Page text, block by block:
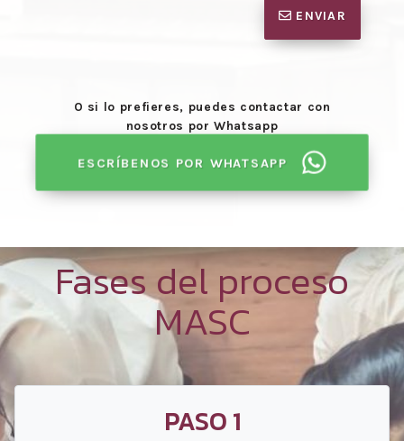
ENVIAR
O si lo prefieres, puedes contactar con
nosotros por Whatsapp
ESCRÍBENOS POR WHATSAPP
Fases del proceso
MASC
PASO 1